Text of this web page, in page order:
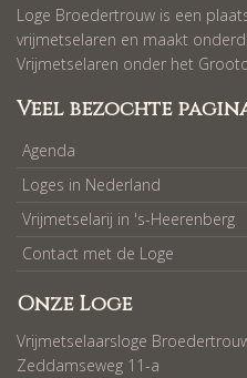
Loge Broedertrouw is een
vrijmetselaren en maakt
Vrijmetselaren onder het
Veel bezochte
Agenda
Loges in Nederland
Vrijmetselarij in 's-Heerenberg
Contact met de Loge
Onze Loge
Vrijmetselaarsloge
Zeddamseweg 11-a